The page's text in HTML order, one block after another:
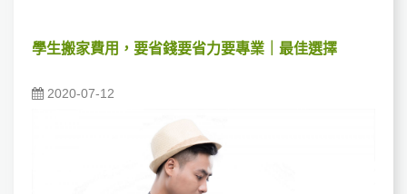
學生搬家費用，要省錢要省力要專業｜最佳選擇
2020-07-12